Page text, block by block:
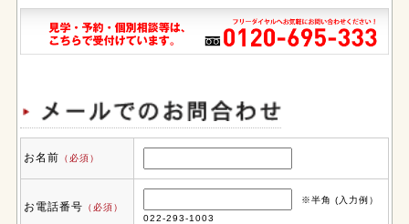
お名前 （必須）
お電話番号 （必須）
※半角 (入力例）
022-293-1003